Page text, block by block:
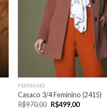
FEMININO
Casaco 3/4 Feminino (2415)
R$970,00 O
R$499,00O